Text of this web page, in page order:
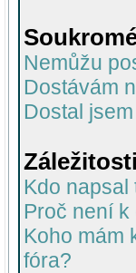
Nemůžu
Dostávám
Dostal
Kdo napsal
Proč není
Koho mám
fóra?